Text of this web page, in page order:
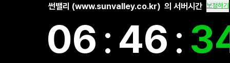
썬밸리 (www.sunvalley.co.kr) 의 서버시간 보정하기
06 :46 :